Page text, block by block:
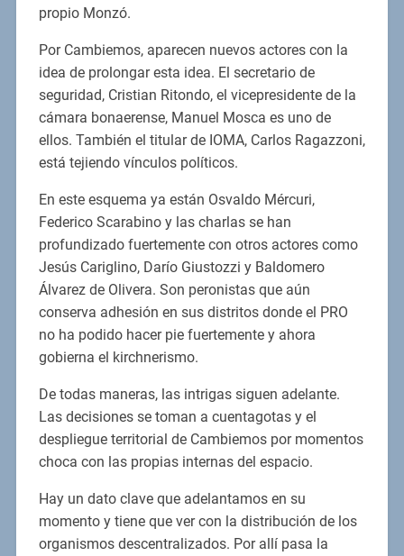
propio Monzó.
Por Cambiemos, aparecen nuevos actores con la
idea de prolongar esta idea. El secretario de
seguridad, Cristian Ritondo, el vicepresidente de la
cámara bonaerense, Manuel Mosca es uno de
ellos. También el titular de IOMA, Carlos Ragazzoni,
está tejiendo vínculos políticos.
En este esquema ya están Osvaldo Mércuri,
Federico Scarabino y las charlas se han
profundizado fuertemente con otros actores como
Jesús Cariglino, Darío Giustozzi y Baldomero
Álvarez de Olivera. Son peronistas que aún
conserva adhesión en sus distritos donde el PRO
no ha podido hacer pie fuertemente y ahora
gobierna el kirchnerismo.
De todas maneras, las intrigas siguen adelante.
Las decisiones se toman a cuentagotas y el
despliegue territorial de Cambiemos por momentos
choca con las propias internas del espacio.
Hay un dato clave que adelantamos en su
momento y tiene que ver con la distribución de los
organismos descentralizados. Por allí pasa la